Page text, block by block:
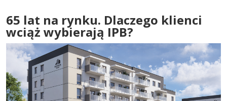
65 lat na rynku. Dlaczego klienci
wciąż wybierają IPB?